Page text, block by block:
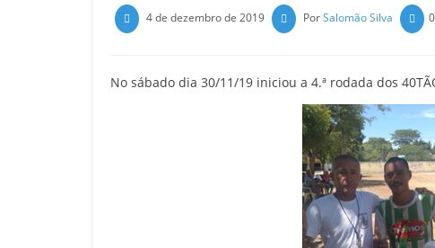
4 de dezembro de 2019 PorSalomão Silva
No sábado dia 30/11/19 iniciou a 4.ª rodada dos